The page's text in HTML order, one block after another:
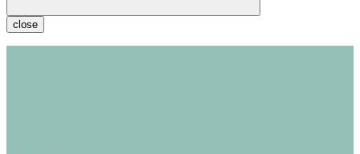
close